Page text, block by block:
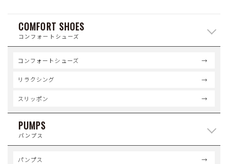
COMFORT SHOES
コンフォートシューズ
コンフォートシューズ
リラクシング
スリッポン
PUMPS
パンプス
パンプス